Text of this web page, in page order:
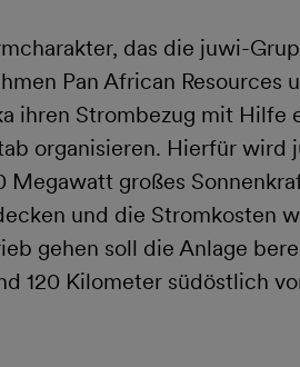
das die juwi-
Pan African Resources
ihren Strombezug mit Hilfe
organisieren. Hierfür wird
Megawatt großes
und die Stromkosten
gehen soll die Anlage
120 Kilometer südöstlich